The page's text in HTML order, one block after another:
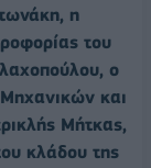
η
του
ο
και
Μήτκας,
κλάδου της